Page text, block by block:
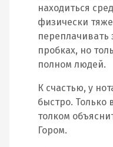
находиться
физически
переплачивать
пробках, но
полном людей.
К счастью, у
быстро. Только
толком
Гором.